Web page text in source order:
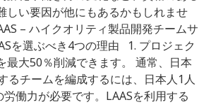
しい要因が他にもあるかもしれませ
– ハイクオリティ製品開発チームサ
を選ぶべき4つの理由 1. プロジェク
最大50％削減できます。 通常、日本
るチームを編成するには、日本人1人
働力が必要です。LAASを利用する